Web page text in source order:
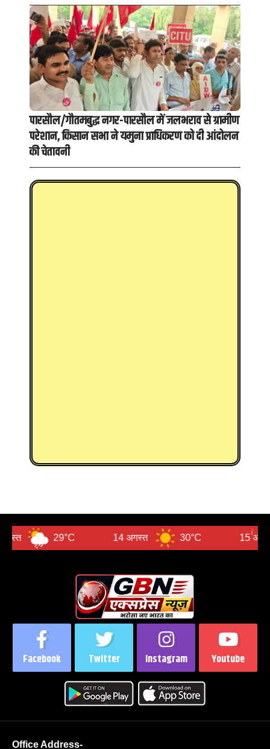
पारसौल/गौतमबुद्ध नगर-पारसौल में जलभराव से ग्रामीण
परेशान, किसान सभा ने यमुना प्राधिकरण को दी आंदोलन
की चेतावनी
29°C 14 अगस्त 30°C 15 अगस्त
Office Address-
Facebook Twitter Instagram Youtube